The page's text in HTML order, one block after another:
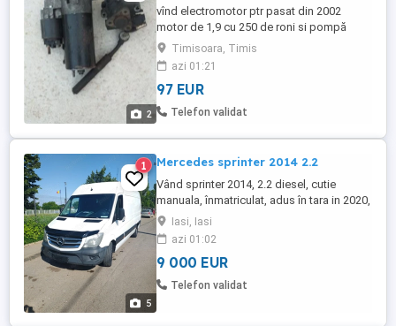
2
vînd electromotor ptr pasat din 2002
motor de 1,9 cu 250 de roni si pompă
servo cu 200 de roni
Timisoara, Timis
azi 01:21
97 EUR
Telefon validat
5
1 Mercedes sprinter 2014 2.2
Vând sprinter 2014, 2.2 diesel, cutie
manuala, înmatriculat, adus în tara in 2020,
557000 km reali, încălzire scaun șofer,
asistenta rampa, cauciucuri noi fata, leduri
osram omologate faza scurta 9000 euro
neg
Iasi, Iasi
azi 01:02
9 000 EUR
Telefon validat